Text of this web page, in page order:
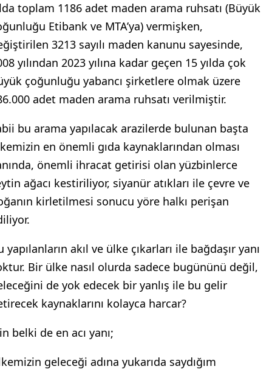
toplam 1186 adet maden arama ruhsatı (Büyük
Etibank ve MTA’ya) vermişken,
3213 sayılı maden kanunu sayesinde,
yılından 2023 yılına kadar geçen 15 yılda çok
çoğunluğu yabancı şirketlere olmak üzere
adet maden arama ruhsatı verilmiştir.
bu arama yapılacak arazilerde bulunan başta
en önemli gıda kaynaklarından olması
önemli ihracat getirisi olan yüzbinlerce
ağacı kestiriliyor, siyanür atıkları ile çevre ve
kirletilmesi sonucu yöre halkı perişan
yapılanların akıl ve ülke çıkarları ile bağdaşır yanı
Bir ülke nasıl olurda sadece bugününü değil,
de yok edecek bir yanlış ile bu gelir
kaynaklarını kolayca harcar?
belki de en acı yanı;
geleceği adına yukarıda saydığım